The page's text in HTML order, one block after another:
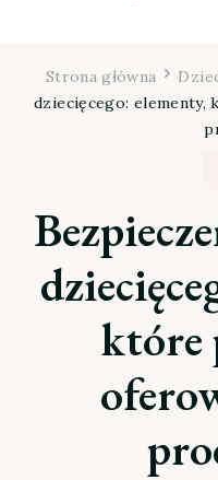
Strona główna
dziecięcego:
które